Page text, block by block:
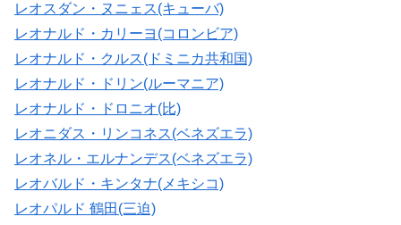
レオスダン・ヌニェス(キューバ)
レオナルド・カリーヨ(コロンビア)
レオナルド・クルス(ドミニカ共和国)
レオナルド・ドリン(ルーマニア)
レオナルド・ドロニオ(比)
レオニダス・リンコネス(ベネズエラ)
レオネル・エルナンデス(ベネズエラ)
レオバルド・キンタナ(メキシコ)
レオパルド 鶴田(三迫)